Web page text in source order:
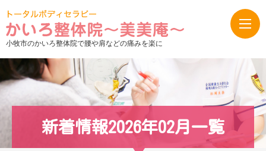
小牧市のかいろ整体院で腰や肩などの痛みを楽に
新着情報2026年02月一覧